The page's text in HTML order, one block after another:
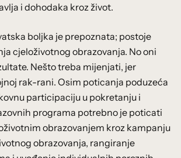
i dohodaka kroz život.
boljka je prepoznata; postoje
cjeloživotnog obrazovanja. No oni
Nešto treba mijenjati, jer
rak-rani. Osim poticanja poduzeća
participaciju u pokretanju i
programa potrebno je poticati
obrazovanjem kroz kampanju
obrazovanja, rangiranje